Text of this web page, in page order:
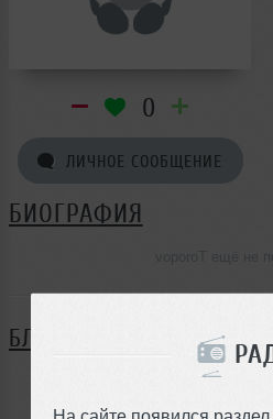
На сайте появился раздел
0
ЛИЧНОЕ СООБЩЕНИЕ
БИОГРАФИЯ
БЛОГ